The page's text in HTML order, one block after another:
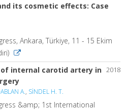
its cosmetic effects: Case
Ankara, Türkiye, 11 - 15 Ekim
2018
internal carotid artery in
A., SİNDEL H. T.
&amp; 1st International